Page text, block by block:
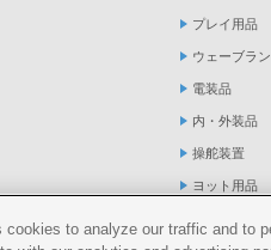
プレイ用品
ウェーブラ
電装品
内・外装品
操舵装置
ヨット用品
to analyze our traffic and to